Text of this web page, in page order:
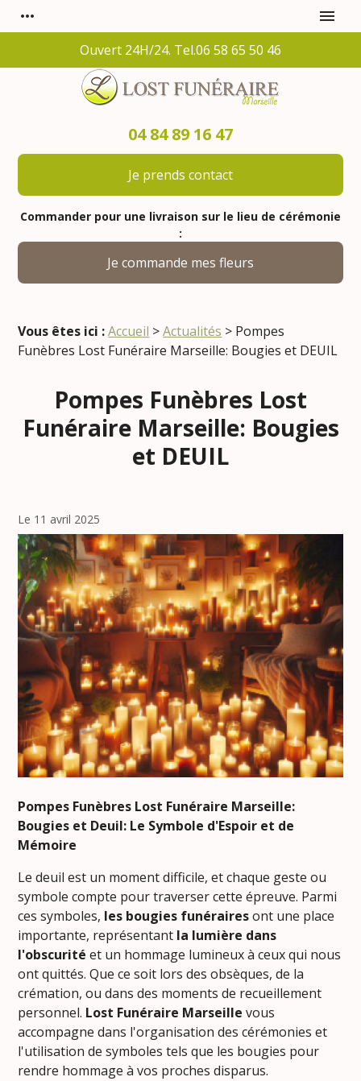
more_horiz menu
Ouvert 24H/24. Tel.06 58 65 50 46
04 84 89 16 47
Je prends contact
Commander pour une livraison sur le lieu de cérémonie
:
Je commande mes fleurs
Vous êtes ici : Accueil >Actualités > Pompes
Funèbres Lost Funéraire Marseille: Bougies et DEUIL
Pompes Funèbres Lost
Funéraire Marseille: Bougies
et DEUIL
Le 11 avril 2025
Pompes Funèbres Lost Funéraire Marseille:
Bougies et Deuil: Le Symbole d'Espoir et de
Mémoire
Le deuil est un moment difficile, et chaque geste ou
symbole compte pour traverser cette épreuve. Parmi
ces symboles, les bougies funérairesont une place
importante, représentant la lumière dans
l'obscurité et un hommage lumineux à ceux qui nous
ont quittés. Que ce soit lors des obsèques, de la
crémation, ou dans des moments de recueillement
personnel. Lost Funéraire Marseille vous
accompagne dans l'organisation des cérémonies et
l'utilisation de symboles tels que les bougies pour
rendre hommage à vos proches disparus.